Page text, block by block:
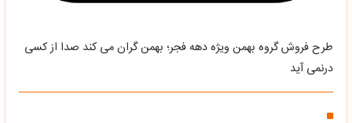
طرح فروش گروه بهمن ویژه دهه فجر؛ بهمن گران می کند صدا از کسی
درنمی آید